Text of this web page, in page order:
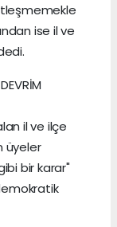
ise il ve
il ve ilçe
üyeler
bir karar"